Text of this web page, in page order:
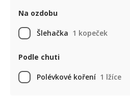
Na ozdobu
Šlehačka 1 kopeček
Podle chuti
Polévkové koření 1 lžíce